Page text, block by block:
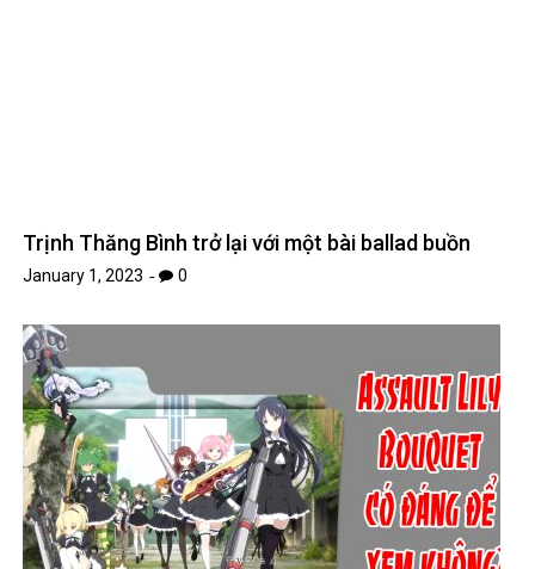
Trịnh Thăng Bình trở lại với một bài ballad buồn
January 1, 2023 0